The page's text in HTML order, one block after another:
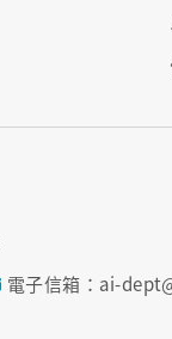
電子信箱：ai-